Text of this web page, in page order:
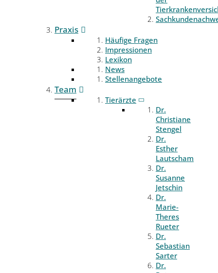
Praxis
Häufige Fragen
Impressionen
Lexikon
News
Stellenangebote
Team
Tierärzte
Dr.
Christiane
Stengel
Dr.
Esther
Lautscham
Dr.
Susanne
Jetschin
Dr.
Marie-
Theres
Rueter
Dr.
Sebastian
Sarter
Dr.